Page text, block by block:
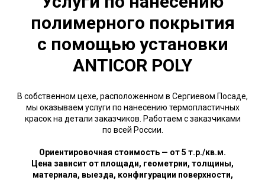
полимерного покрытия
с помощью установки
ANTICOR POLY
В собственном цехе, расположенном в Сергиевом Посаде,
мы оказываем услуги по нанесению термопластичных
красок на детали заказчиков. Работаем с заказчиками
по всей России.
Ориентировочная стоимость — от 5 т.р./кв.м.
Цена зависит от площади, геометрии, толщины,
материала, выезда, конфигурации поверхности,